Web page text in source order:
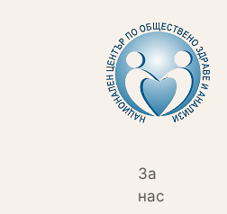
За
нас